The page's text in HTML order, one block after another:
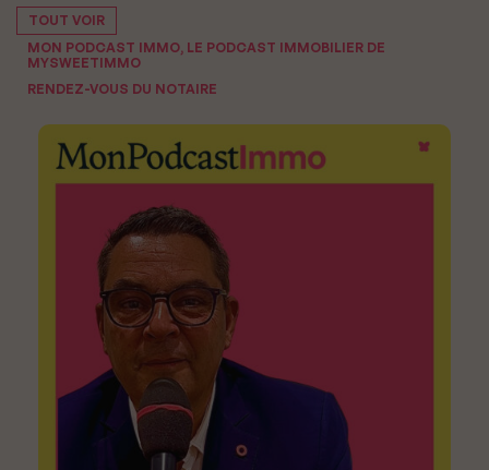
TOUT VOIR
MON PODCAST IMMO, LE PODCAST IMMOBILIER DE
MYSWEETIMMO
RENDEZ-VOUS DU NOTAIRE